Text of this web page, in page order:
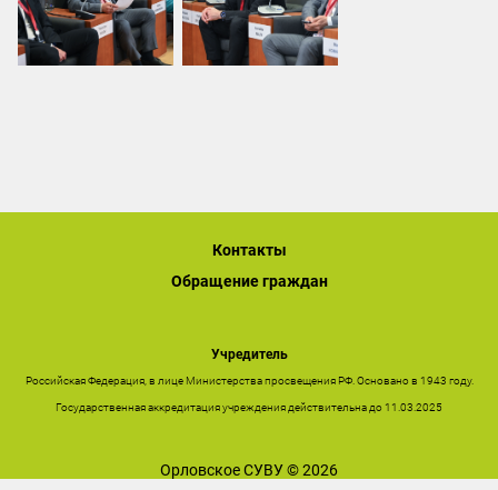
Контакты
Обращение граждан
Учредитель
Российская Федерация, в лице Министерства просвещения РФ. Основано в 1943 году.
Государственная аккредитация учреждения действительна до 11.03.2025
Орловское СУВУ © 2026